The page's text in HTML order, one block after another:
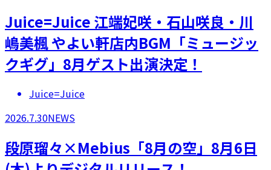
Juice=Juice 江端妃咲・石山咲良・川
嶋美楓 やよい軒店内BGM「ミュージッ
クギグ」8月ゲスト出演決定！
Juice=Juice
2026.7.30NEWS
段原瑠々×Mebius「8月の空」8月6日